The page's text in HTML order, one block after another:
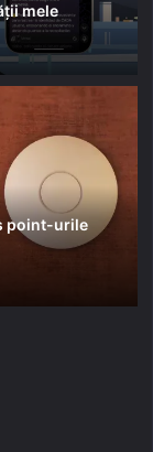
mele
point-urile